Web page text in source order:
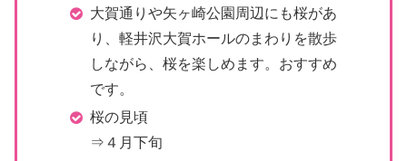
大賀通りや矢ヶ崎公園周辺にも桜があ
り、軽井沢大賀ホールのまわりを散歩
しながら、桜を楽しめます。おすすめ
です。
桜の見頃
⇒４月下旬